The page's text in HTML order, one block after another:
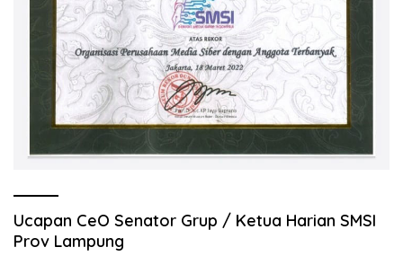
Ucapan CeO Senator Grup / Ketua Harian SMSI
Prov Lampung